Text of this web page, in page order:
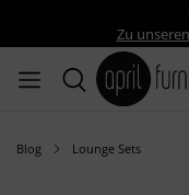
Zu
Blog Lounge Sets